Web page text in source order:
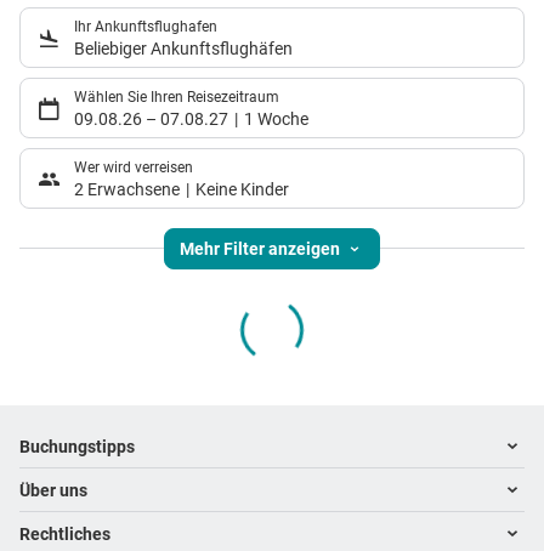
Ihr Ankunftsflughafen
Beliebiger Ankunftsflughäfen
Wählen Sie Ihren Reisezeitraum
09.08.26 – 07.08.27 1 Woche
Wer wird verreisen
2 Erwachsene Keine Kinder
Mehr Filter anzeigen
Footer navigation
Buchungstipps
Warum im Reisebüro buchen
Hoteltipps
Über uns
Kontakt
Rechtliches